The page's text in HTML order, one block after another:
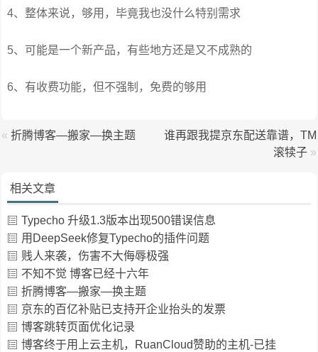
4、整体来说，够用，毕竟我也没什么特别需求
5、可能是一个新产品，有些地方还是又不成熟的
6、有收费功能，但不强制，免费的够用
« 折腾博客—搬家—换主题
谁再跟我提京东配送靠谱，TM
滚犊子 »
相关文章
Typecho 升级1.3版本出现500错误信息
用DeepSeek修复Typecho的插件问题
贱人来袭，伤害不大侮辱极强
不知不觉 博客已经十六年
折腾博客—搬家—换主题
京东的百亿补贴已支持开企业抬头的发票
博客跳转页面优化记录
博客终于用上云主机，RuanCloud赞助的主机-已挂